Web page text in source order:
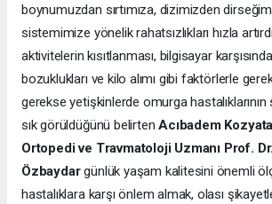
boynumuzdan sırtımıza, dizimizden
sistemimize yönelik rahatsızlıkları hızla
aktivitelerin kısıtlanması, bilgisayar
bozuklukları ve kilo alımı gibi faktörlerle
gerekse yetişkinlerde omurga
sık görüldüğünü belirtenAcıbadem
Ortopedi ve Travmatoloji Uzmanı Prof.
Özbaydargünlük yaşam kalitesini önemli
hastalıklara karşı önlem almak, olası